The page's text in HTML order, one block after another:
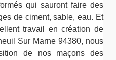
qui sauront faire des
de ciment, sable, eau. Et
travail en création de
Sur Marne 94380, nous
de nos maçons des